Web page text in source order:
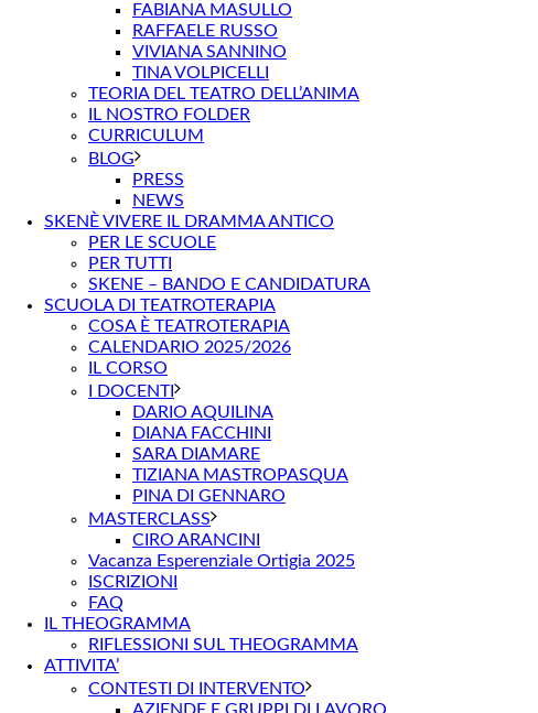
FABIANA MASULLO
RAFFAELE RUSSO
VIVIANA SANNINO
TINA VOLPICELLI
TEORIA DEL TEATRO DELL’ANIMA
IL NOSTRO FOLDER
CURRICULUM
BLOG
PRESS
NEWS
SKENÈ VIVERE IL DRAMMA ANTICO
PER LE SCUOLE
PER TUTTI
SKENE – BANDO E CANDIDATURA
SCUOLA DI TEATROTERAPIA
COSA È TEATROTERAPIA
CALENDARIO 2025/2026
IL CORSO
I DOCENTI
DARIO AQUILINA
DIANA FACCHINI
SARA DIAMARE
TIZIANA MASTROPASQUA
PINA DI GENNARO
MASTERCLASS
CIRO ARANCINI
Vacanza Esperenziale Ortigia 2025
ISCRIZIONI
FAQ
IL THEOGRAMMA
RIFLESSIONI SUL THEOGRAMMA
ATTIVITA’
CONTESTI DI INTERVENTO